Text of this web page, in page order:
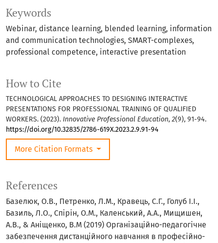
Keywords
Webinar, distance learning, blended learning, information
and communication technologies, SMART-complexes,
professional competence, interactive presentation
How to Cite
TECHNOLOGICAL APPROACHES TO DESIGNING INTERACTIVE
PRESENTATIONS FOR PROFESSIONAL TRAINING OF QUALIFIED
WORKERS. (2023). Innovative Professional Education, 2(9), 91-94.
https://doi.org/10.32835/2786-619X.2023.2.9.91-94
More Citation Formats
References
Базелюк, О.В., Петренко, Л.М., Кравець, С.Г., Голуб І.І.,
Базиль, Л.О., Спірін, О.М., Каленський, А.А., Мищишен,
А.В., & Аніщенко, В.М (2019) Організаційно-педагогічне
забезпечення дистанційного навчання в професійно-